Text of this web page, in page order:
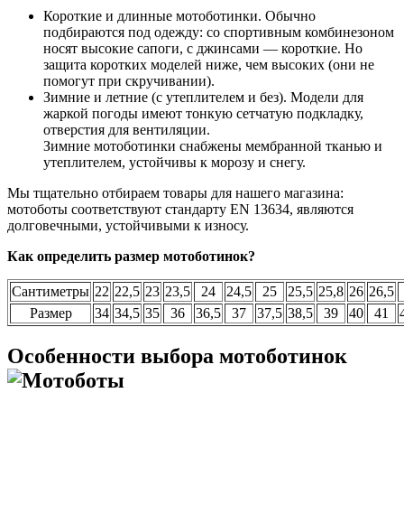
Короткие и длинные мотоботинки. Обычно
подбираются под одежду: со спортивным комбинезоном
носят высокие сапоги, с джинсами — короткие. Но
защита коротких моделей ниже, чем высоких (они не
помогут при скручивании).
Зимние и летние (с утеплителем и без). Модели для
жаркой погоды имеют тонкую сетчатую подкладку,
отверстия для вентиляции.
Зимние мотоботинки снабжены мембранной тканью и
утеплителем, устойчивы к морозу и снегу.
Мы тщательно отбираем товары для нашего магазина:
мотоботы соответствуют стандарту EN 13634, являются
долговечными, устойчивыми к износу.
Как определить размер мотоботинок?
Сантиметры 22 22,5 23 23,5 24 24,5 25 25,5 25,8 26 26,5
Размер
34 34,5 35 36 36,5 37 37,5 38,5 39 40 41
Особенности выбора мотоботинок